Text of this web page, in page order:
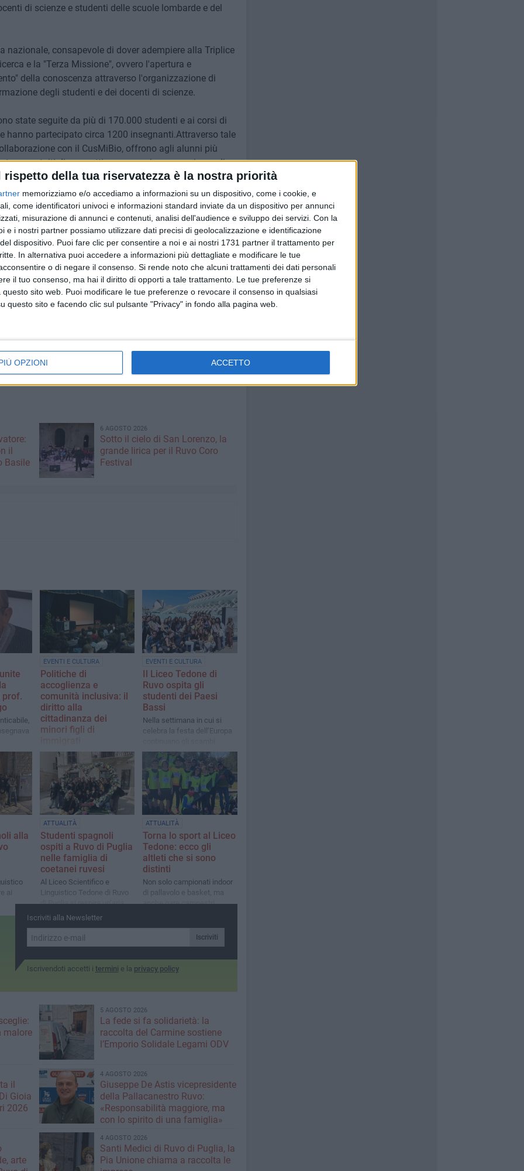
rispetto della tua riservatezza è la nostra priorità
memorizziamo e/o accediamo a informazioni su un dispositivo, come i cookie, e
come identificatori univoci e informazioni standard inviate da un dispositivo per annunci
misurazione di annunci e contenuti, analisi dell'audience e sviluppo dei servizi. Con la
e i nostri partner possiamo utilizzare dati precisi di geolocalizzazione e identificazione
dispositivo. Puoi fare clic per consentire a noi e ai nostri 1731 partner il trattamento per
In alternativa puoi accedere a informazioni più dettagliate e modificare le tue
o di negare il consenso. Si rende noto che alcuni trattamenti dei dati personali
il tuo consenso, ma hai il diritto di opporti a tale trattamento. Le tue preferenze si
sito web. Puoi modificare le tue preferenze o revocare il consenso in qualsiasi
questo sito e facendo clic sul pulsante "Privacy" in fondo alla pagina web.
OPZIONI ACCETTO
di scienze e studenti delle scuole lombarde e del
consapevole di dover adempiere alla Triplice
e la "Terza Missione", ovvero l'apertura e
della conoscenza attraverso l'organizzazione di
degli studenti e dei docenti di scienze.
state seguite da più di 170.000 studenti e ai corsi di
hanno partecipato circa 1200 insegnanti.Attraverso tale
con il CusMiBio, offrono agli alunni più
gratuiti di una settimana per vivere esperienze di
didattico "attivo".
Tedone, tra cui Giuseppe Bulzis della classe IV B,
accedendo, in tal modo, alla frequenza nel
degli Studi di Aldo Moro, ottenendo così la
il futuro. Entusiasta la dirigente scolastica, prof.ssa
e valorizzato la cultura scientifica nel Liceo
alla passione e alla motivazione dei suoi docenti,
per una seria e adeguata formazione nell'ambito
competenze matematicologiche, scientifiche e
studenti la possibilità di giungere a scelte
motivazioni e aspirazioni di ciascuno.
dell'Università degli Studi di Milano, Elio Franzini,
a tutti i nostri studenti appassionati e meritevoli.
il
Basile
6 AGOSTO 2026
Sotto il cielo di San Lorenzo, la
grande lirica per il Ruvo Coro
Festival
prof.
EVENTI E CULTURA
Politiche di
accoglienza e
comunità inclusiva: il
diritto alla
cittadinanza dei
minori figli di
Un convegno per riflettere
sulla cittadinanza civica dei
minori figli di immigrati e
costruire una comunità
inclusiva, con interventi
istituzionali e testimonianze
di vita
EVENTI E CULTURA
Il Liceo Tedone di
Ruvo ospita gli
studenti dei Paesi
Bassi
Nella settimana in cui si
celebra la festa dell’Europa
culturali con gli altri Paesi
alla
ai
ATTUALITÀ
Studenti spagnoli
ospiti a Ruvo di Puglia
nelle famiglia di
coetanei ruvesi
Al Liceo Scientifico e
Linguistico Tedone di Ruvo
di Puglia si respira un’aria
internazionale
ATTUALITÀ
Torna lo sport al Liceo
Tedone: ecco gli
altleti che si sono
distinti
Non solo campionati indoor
di pallavolo e basket, ma
anche gare campestri
Iscriviti alla Newsletter
Iscriviti
Iscrivendoti accetti i termini e la privacy policy
malore
5 AGOSTO 2026
La fede si fa solidarietà: la
raccolta del Carmine sostiene
l’Emporio Solidale Legami ODV
il
Gioia
2026
4 AGOSTO 2026
Giuseppe De Astis vicepresidente
della Pallacanestro Ruvo:
«Responsabilità maggiore, ma
con lo spirito di una famiglia»
arte
4 AGOSTO 2026
Santi Medici di Ruvo di Puglia, la
Pia Unione chiama a raccolta le